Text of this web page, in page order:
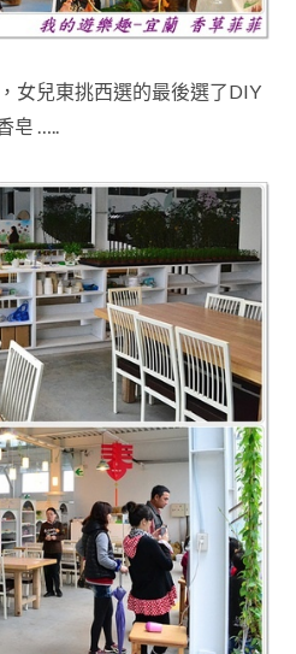
女兒東挑西選的最後選了DIY
皂 …..